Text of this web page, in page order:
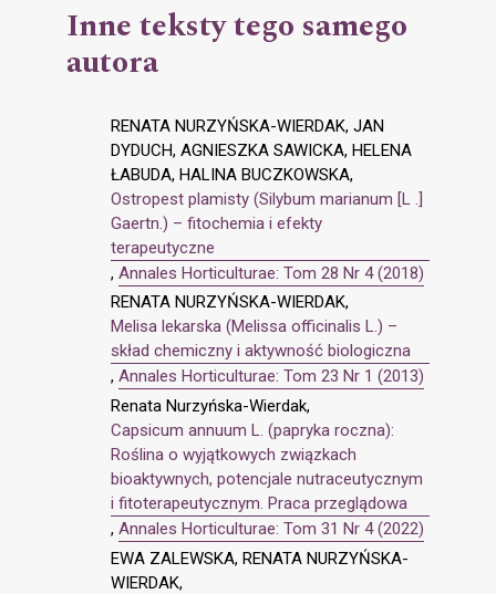
Inne teksty tego samego
autora
RENATA NURZYŃSKA-WIERDAK, JAN
DYDUCH, AGNIESZKA SAWICKA, HELENA
ŁABUDA, HALINA BUCZKOWSKA,
Ostropest plamisty (Silybum marianum [L .]
Gaertn.) – fitochemia i efekty
terapeutyczne
, Annales Horticulturae: Tom 28 Nr 4 (2018)
RENATA NURZYŃSKA-WIERDAK,
Melisa lekarska (Melissa officinalis L.) –
skład chemiczny i aktywność biologiczna
, Annales Horticulturae: Tom 23 Nr 1 (2013)
Renata Nurzyńska-Wierdak,
Capsicum annuum L. (papryka roczna):
Roślina o wyjątkowych związkach
bioaktywnych, potencjale nutraceutycznym
i fitoterapeutycznym. Praca przeglądowa
, Annales Horticulturae: Tom 31 Nr 4 (2022)
EWA ZALEWSKA, RENATA NURZYŃSKA-
WIERDAK,